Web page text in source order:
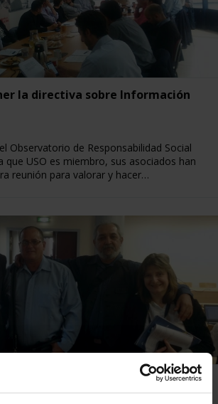
la directiva sobre Información
Observatorio de Responsabilidad Social
que USO es miembro, sus asociados han
reunión para valorar y hacer…
la RSC y la transición sindical en